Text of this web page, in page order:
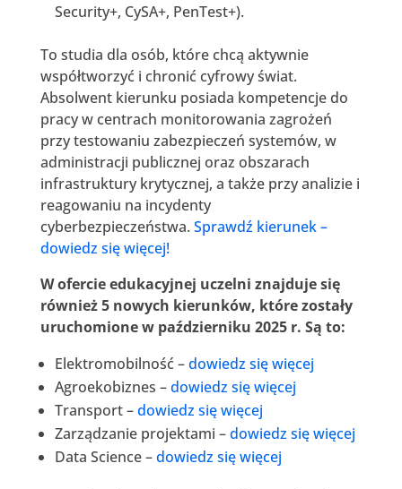
Security+, CySA+, PenTest+).
To studia dla osób, które chcą aktywnie
współtworzyć i chronić cyfrowy świat.
Absolwent kierunku posiada kompetencje do
pracy w centrach monitorowania zagrożeń
przy testowaniu zabezpieczeń systemów, w
administracji publicznej oraz obszarach
infrastruktury krytycznej, a także przy analizie i
reagowaniu na incydenty
cyberbezpieczeństwa. Sprawdź kierunek –
dowiedz się więcej!
W ofercie edukacyjnej uczelni znajduje się
również 5 nowych kierunków, które zostały
uruchomione w październiku 2025 r. Są to:
Elektromobilność –dowiedz się więcej
Agroekobiznes –dowiedz się więcej
Transport –dowiedz się więcej
Zarządzanie projektami –dowiedz się więcej
Data Science –dowiedz się więcej